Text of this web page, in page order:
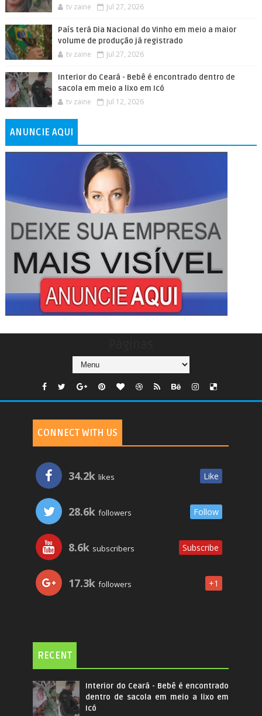
tv zaine Jul 27, 2026
País terá Dia Nacional do Vinho em meio a maior
volume de produção já registrado
tv zaine Jul 27, 2026
Interior do Ceará - Bebê é encontrado dentro de
sacola em meio a lixo em Icó
tv zaine Jul 12, 2026
ANUNCIE AQUI
CONNECT WITH US
34.2k likes Like
28.6k followers Follow
8.6k subscribers Subscribe
17.3k followers +1
RECENT
Interior do Ceará - Bebê é encontrado
dentro de sacola em meio a lixo em
Icó